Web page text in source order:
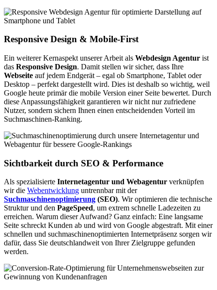
Responsive Design & Mobile-First
Ein weiterer Kernaspekt unserer Arbeit als Webdesign Agentur ist
das Responsive Design. Damit stellen wir sicher, dass Ihre
Webseite auf jedem Endgerät – egal ob Smartphone, Tablet oder
Desktop – perfekt dargestellt wird. Dies ist deshalb so wichtig, weil
Google heute primär die mobile Version einer Seite bewertet. Durch
diese Anpassungsfähigkeit garantieren wir nicht nur zufriedene
Nutzer, sondern sichern Ihnen einen entscheidenden Vorteil im
Suchmaschinen-Ranking.
Sichtbarkeit durch SEO & Performance
Als spezialisierte Internetagentur und Webagentur verknüpfen
wir die Webentwicklung untrennbar mit der
Suchmaschinenoptimierung (SEO). Wir optimieren die technische
Struktur und den PageSpeed, um extrem schnelle Ladezeiten zu
erreichen. Warum dieser Aufwand? Ganz einfach: Eine langsame
Seite schreckt Kunden ab und wird von Google abgestraft. Mit einer
schnellen und suchmaschinenoptimierten Internetpräsenz sorgen wir
dafür, dass Sie deutschlandweit von Ihrer Zielgruppe gefunden
werden.